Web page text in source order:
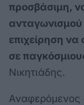
προσβάσιμη,
ανταγωνισμού
επιχείρηση να
σε
Νικητιάδης.
Αναφερόμενος